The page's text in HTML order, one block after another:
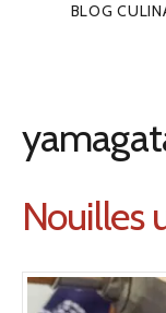
BLOG
Nouilles